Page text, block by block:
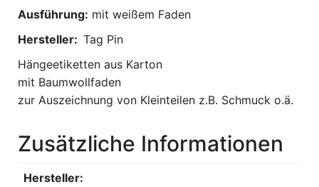
Ausführung: mit weißem Faden
Hersteller: Tag Pin
Hängeetiketten aus Karton
mit Baumwollfaden
zur Auszeichnung von Kleinteilen z.B. Schmuck o.ä.
Zusätzliche Informationen
Hersteller: